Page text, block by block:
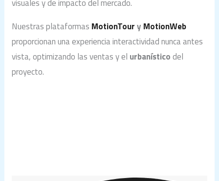
visuales y de impacto del mercado.
Nuestras plataformas MotionToury MotionWeb
proporcionan una experiencia interactividad nunca antes
vista, optimizando las ventas y el urbanísticodel
proyecto.